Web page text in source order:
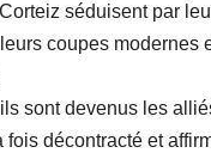
séduisent par
coupes modernes
sont devenus les
fois décontracté et